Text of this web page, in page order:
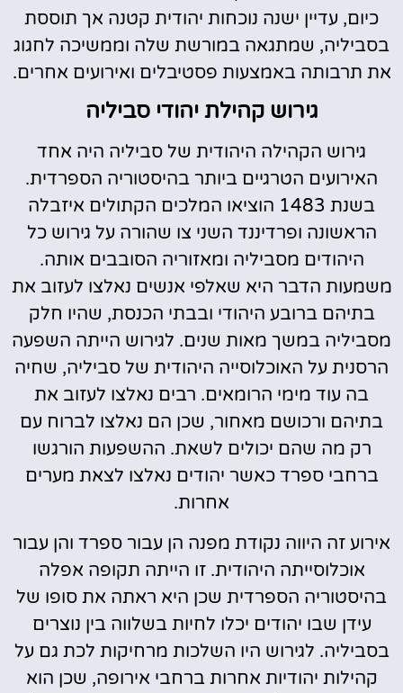
כיום, עדיין ישנה נוכחות יהודית קטנה אך תוססת
בסביליה, שמתגאה במורשת שלה וממשיכה לחגוג
את תרבותה באמצעות פסטיבלים ואירועים אחרים.
גירוש קהילת יהודי סביליה
גירוש הקהילה היהודית של סביליה היה אחד
האירועים הטרגיים ביותר בהיסטוריה הספרדית.
בשנת 1483 הוציאו המלכים הקתולים איזבלה
הראשונה ופרדיננד השני צו שהורה על גירוש כל
היהודים מסביליה ומאזוריה הסובבים אותה.
משמעות הדבר היא שאלפי אנשים נאלצו לעזוב את
בתיהם ברובע היהודי ובבתי הכנסת, שהיו חלק
מסביליה במשך מאות שנים. לגירוש הייתה השפעה
הרסנית על האוכלוסייה היהודית של סביליה, שחיה
בה עוד מימי הרומאים. רבים נאלצו לעזוב את
בתיהם ורכושם מאחור, שכן הם נאלצו לברוח עם
רק מה שהם יכולים לשאת. ההשפעות הורגשו
ברחבי ספרד כאשר יהודים נאלצו לצאת מערים
אחרות.
אירוע זה היווה נקודת מפנה הן עבור ספרד והן עבור
אוכלוסייתה היהודית. זו הייתה תקופה אפלה
בהיסטוריה הספרדית שכן היא ראתה את סופו של
עידן שבו יהודים יכלו לחיות בשלווה בין נוצרים
בסביליה. לגירוש היו השלכות מרחיקות לכת גם על
קהילות יהודיות אחרות ברחבי אירופה, שכן הוא